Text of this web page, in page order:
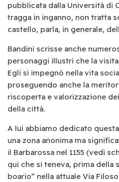
pubblicata dalla Università di
tragga in inganno, non tratta
castello, parla, in generale,
Bandini scrisse anche
personaggi illustri che la
Egli si impegnò nella vita
proseguendo anche la
riscoperta e valorizzazione
della città.
A lui abbiamo dedicato
una zona anonima ma
il Barbarossa nel 1155 (vedi
qui che si teneva, prima della
boario” nella attuale Via